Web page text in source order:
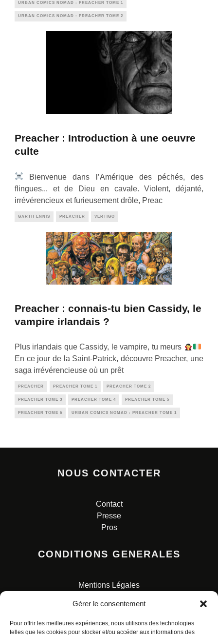
Gérer le consentement
Pour offrir les meilleures expériences, nous utilisons des technologies
telles que les cookies pour stocker et/ou accéder aux informations des
URBAN COMICS NOMAD : PREACHER TOME 1
URBAN COMICS NOMAD : PREACHER TOME 2
Preacher : Introduction à une oeuvre
culte
Bienvenue dans l’Amérique des péchés, des
flingues... et de Dieu en cavale. Violent, déjanté,
irrévérencieux et furieusement drôle, Preac
GARTH ENNIS PREACHER VERTIGO
Preacher : connais-tu bien Cassidy, le
vampire irlandais ?
Plus irlandais que Cassidy, le vampire, tu meurs
En ce jour de la Saint-Patrick, découvre Preacher, une
saga irrévérencieuse où un prêt
PREACHER PREACHER TOME 1 PREACHER TOME 2
PREACHER TOME 3 PREACHER TOME 4 PREACHER TOME 5
PREACHER TOME 6 URBAN COMICS NOMAD : PREACHER TOME 1
NOUS CONTACTER
Contact
Presse
Pros
CONDITIONS GENERALES
Mentions Légales
Charte pour la protection des données personnelles